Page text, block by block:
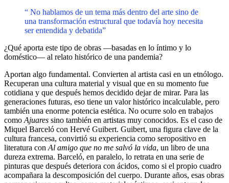
“ No hablamos de un tema más dentro del arte sino de
una transformación estructural que todavía hoy necesita
ser entendida y debatida”
¿Qué aporta este tipo de obras —basadas en lo íntimo y lo
doméstico— al relato histórico de una pandemia?
Aportan algo fundamental. Convierten al artista casi en un etnólogo.
Recuperan una cultura material y visual que en su momento fue
cotidiana y que después hemos decidido dejar de mirar. Para las
generaciones futuras, eso tiene un valor histórico incalculable, pero
también una enorme potencia estética. No ocurre solo en trabajos
como Ajuares sino también en artistas muy conocidos. Es el caso de
Miquel Barceló con Hervé Guibert. Guibert, una figura clave de la
cultura francesa, convirtió su experiencia como seropositivo en
literatura con Al amigo que no me salvó la vida, un libro de una
dureza extrema. Barceló, en paralelo, lo retrata en una serie de
pinturas que después deteriora con ácidos, como si el propio cuadro
acompañara la descomposición del cuerpo. Durante años, esas obras